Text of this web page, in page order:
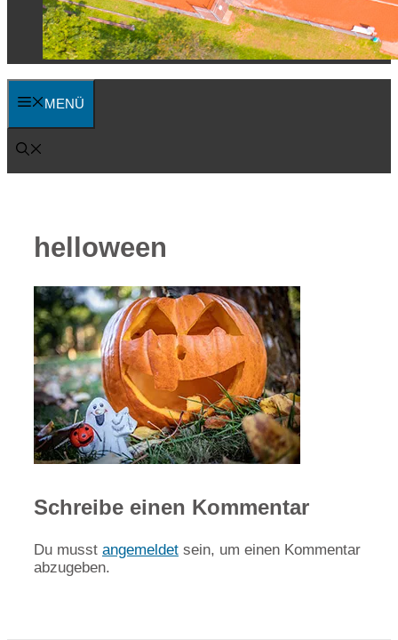
MENÜ
helloween
Schreibe einen Kommentar
Du musst angemeldet sein, um einen Kommentar
abzugeben.